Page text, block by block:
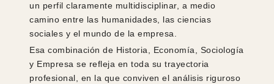
un perfil claramente multidisciplinar, a medio
camino entre las humanidades, las ciencias
sociales y el mundo de la empresa.
Esa combinación de Historia, Economía, Sociología
y Empresa se refleja en toda su trayectoria
profesional, en la que conviven el análisis riguroso